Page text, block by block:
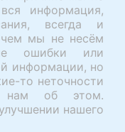
информация,
всегда и
мы не несём
ошибки или
информации, но
то неточности
нам об этом.
нашего